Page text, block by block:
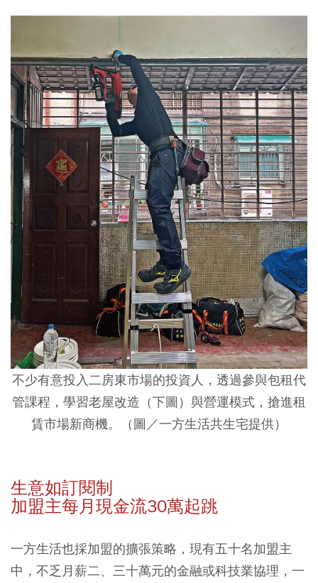
不少有意投入二房東市場的投資人，透過參與包租代
管課程，學習老屋改造（下圖）與營運模式，搶進租
賃市場新商機。
（圖／一方生活共生宅提供）
生意如訂閱制
加盟主每月現金流30萬起跳
一方生活也採加盟的擴張策略，現有五十名加盟主
中，不乏月薪二、三十萬元的金融或科技業協理，一